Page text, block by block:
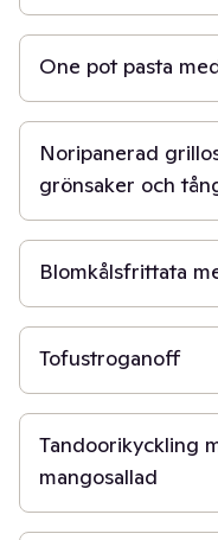
30 min
One pot pasta
50 min
Noripanerad
grönsaker och
45 min
Blomkålsfrittata
15 min
Tofustroganoff
20 min
Tandoorikyckling
mangosallad
30 min